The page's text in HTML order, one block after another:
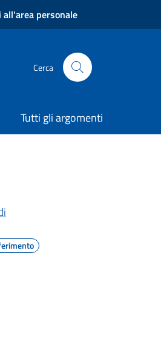
all'area personale
Cerca
Tutti gli argomenti